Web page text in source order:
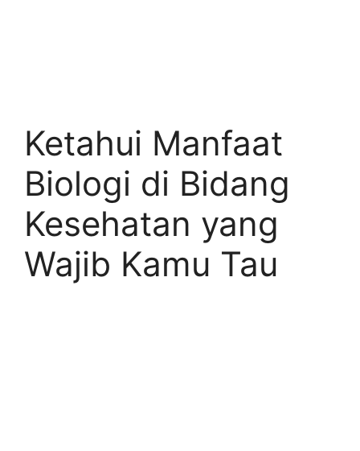
Ketahui Manfaat
Biologi di Bidang
Kesehatan yang
Wajib Kamu Tau